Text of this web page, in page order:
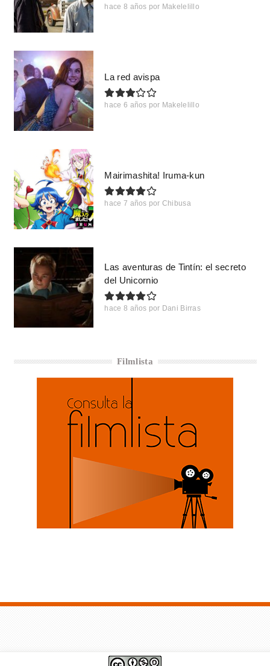
hace 8 años por Makelelillo
La red avispa
hace 6 años por Makelelillo
Mairimashita! Iruma-kun
hace 7 años por Chibusa
Las aventuras de Tintín: el secreto
del Unicornio
hace 8 años por Dani Birras
Filmlista